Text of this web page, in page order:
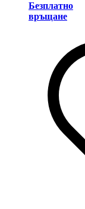
Безплатно
връщане